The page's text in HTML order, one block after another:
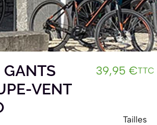
GANTS
VENT
39,95€TTC
Tailles